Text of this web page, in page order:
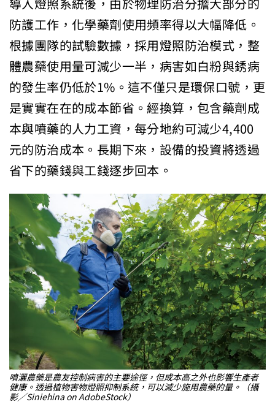
防護工作，化學藥劑使用頻率得以大幅降低。
根據團隊的試驗數據，採用燈照防治模式，整
體農藥使用量可減少一半，病害如白粉與銹病
的發生率仍低於1%。這不僅只是環保口號，更
是實實在在的成本節省。經換算，包含藥劑成
本與噴藥的人力工資，每分地約可減少4,400
元的防治成本。長期下來，設備的投資將透過
省下的藥錢與工錢逐步回本。
噴灑農藥是農友控制病害的主要途徑，但成本高之外也影響生產者
健康。透過植物害物燈照抑制系統，可以減少施用農藥的量。（攝
影╱Siniehina on AdobeStock）